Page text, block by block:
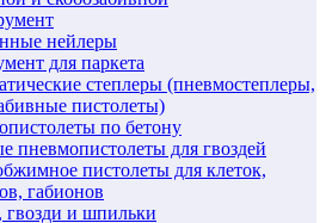
нейлеры
для паркета
степлеры (пневмостеплеры,
пистолеты)
по бетону
пневмопистолеты для гвоздей
пистолеты для клеток,
габионов
и шпильки